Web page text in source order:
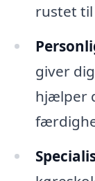
rustet
giver
hjælper